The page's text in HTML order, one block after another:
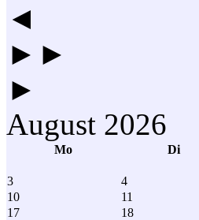
◄
►►
►
August 2026
Mo Di
3 4
10
11
17
18